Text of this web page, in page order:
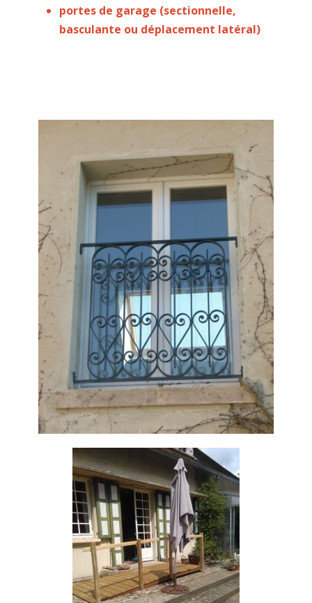
portes de garage (sectionnelle,
basculante ou déplacement latéral)